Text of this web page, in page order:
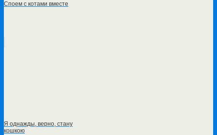
Споем с котами вместе
Я однажды, верно, стану
кошкою